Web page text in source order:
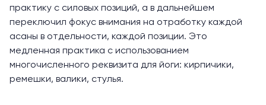
практику с силовых позиций, а в дальнейшем
переключил фокус внимания на отработку каждой
асаны в отдельности, каждой позиции. Это
медленная практика с использованием
многочисленного реквизита для йоги: кирпичики,
ремешки, валики, стулья.